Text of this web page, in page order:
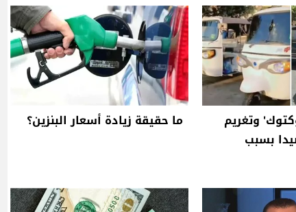
وتغريم
بسبب
ما حقيقة زيادة أسعار البنزين؟